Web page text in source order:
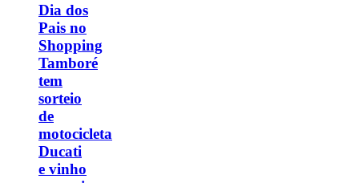
Dia dos
Pais no
Shopping
Tamboré
tem
sorteio
de
motocicleta
Ducati
e vinho